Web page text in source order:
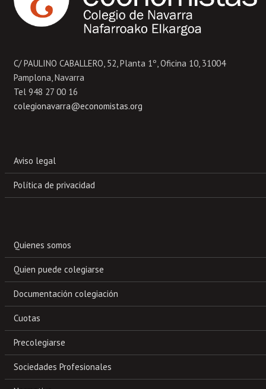
C/ PAULINO CABALLERO, 52, Planta 1º, Oficina 10, 31004
Pamplona, Navarra
Tel 948 27 00 16
colegionavarra@economistas.org
Aviso legal
Política de privacidad
Quienes somos
Quien puede colegiarse
Documentación colegiación
Cuotas
Precolegiarse
Sociedades Profesionales